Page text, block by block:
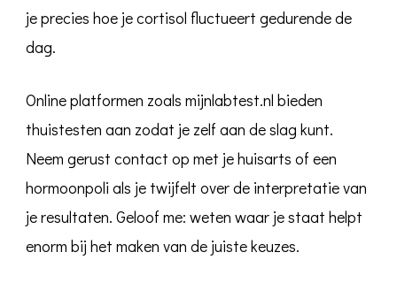
je precies hoe je cortisol fluctueert gedurende de
dag.
Online platformen zoals mijnlabtest.nl bieden
thuistesten aan zodat je zelf aan de slag kunt.
Neem gerust contact op met je huisarts of een
hormoonpoli als je twijfelt over de interpretatie van
je resultaten. Geloof me: weten waar je staat helpt
enorm bij het maken van de juiste keuzes.